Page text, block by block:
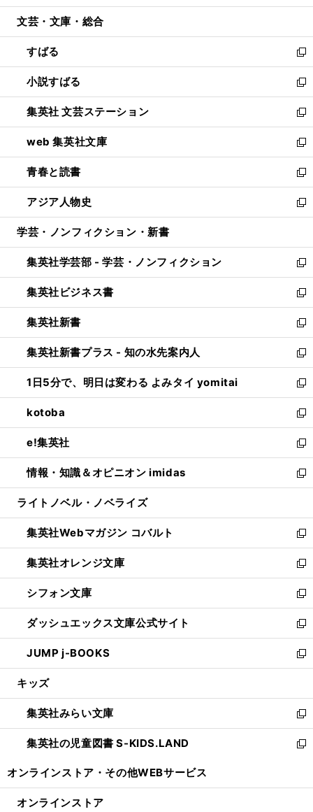
開
ウ
開
く
ン
ウ
で
開
く
ウ
ン
ド
ウ
で
開
く
文芸・文庫・総合
すばる
新
し
い
ウ
ィ
ン
ド
ウ
で
開
く
小説すばる
新
し
い
ウ
ィ
ン
ド
ウ
で
開
集英社 文芸ステーション
新
し
い
ウ
ィ
ン
ド
ウ
開
く
web 集英社文庫
新
し
い
ウ
ィ
ン
ウ
で
開
く
青春と読書
新
し
い
ウ
ン
ド
ウ
で
開
く
アジア人物史
新
し
ウ
ィ
ン
ド
ウ
で
開
く
学芸・ノンフィクション・新書
集英社学芸部 - 学芸・ノンフィクション
新
し
い
ウ
ィ
ン
ド
ウ
で
開
く
集英社ビジネス書
新
し
い
ウ
ィ
ン
ド
ウ
で
開
く
集英社新書
新
し
い
ウ
ィ
ン
ド
ウ
で
開
く
集英社新書プラス - 知の水先案内人
新
し
い
ウ
ィ
ン
ド
ウ
で
開
1日5分で、明日は変わる よみタイ yomitai
新
し
い
ウ
ィ
ン
ド
ウ
開
く
kotoba
新
し
い
ウ
ィ
ン
ウ
で
開
く
e!集英社
新
し
い
ウ
ン
ド
ウ
で
開
く
情報・知識＆オピニオン imidas
新
し
ウ
ィ
ン
ド
ウ
で
開
く
ライトノベル・ノベライズ
集英社Webマガジン コバルト
新
し
い
ウ
ィ
ン
ド
ウ
で
開
集英社オレンジ文庫
新
し
い
ウ
ィ
ン
ド
ウ
開
く
シフォン文庫
新
し
い
ウ
ィ
ン
ウ
で
開
く
ダッシュエックス文庫公式サイト
新
し
い
ウ
ン
ド
ウ
で
JUMP j-BOOKS
新
し
ウ
ィ
ン
ド
開
キッズ
集英社みらい文庫
新
し
い
ン
集英社の児童図書 S-KIDS.LAND
新
ウ
オンラインストア・ その他WEBサービス
オンラインストア